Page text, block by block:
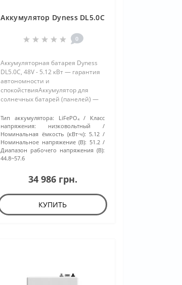
Аккумулятор Dyness DL5.0C
0
Аккумуляторная батарея Dyness
DL5.0C, 48V - 5.12 кВт — гарантия
автономности и
спокойствияАккумулятор для
солнечных батарей (панелей) —
который способен накапливать
электричество как от солнечных
модулей, так и от элек..
Тип аккумулятора: LiFePO₄
Класс
напряжения:
низковольтный
Номинальная ёмкость (кВт·ч): 5.12
Номинальное напряжение (В): 51.2
Диапазон рабочего напряжения (В):
44.8~57.6
34 986 грн.
КУПИТЬ